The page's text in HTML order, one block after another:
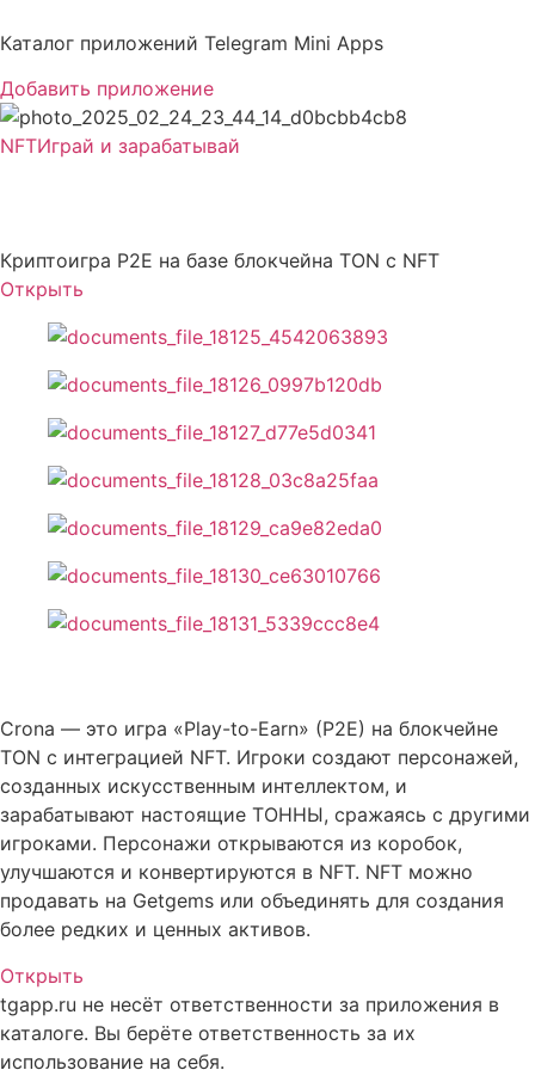
к
Каталог приложений Telegram Mini Apps
Добавить приложение
NFTИграй и зарабатывай
Криптоигра P2E на базе блокчейна TON с NFT
Открыть
Crona — это игра «Play-to-Earn» (P2E) на блокчейне
TON с интеграцией NFT. Игроки создают персонажей,
созданных искусственным интеллектом, и
зарабатывают настоящие ТОННЫ, сражаясь с другими
игроками. Персонажи открываются из коробок,
улучшаются и конвертируются в NFT. NFT можно
продавать на Getgems или объединять для создания
более редких и ценных активов.
Открыть
tgapp.ru не несёт ответственности за приложения в
каталоге. Вы берёте ответственность за их
использование на себя.